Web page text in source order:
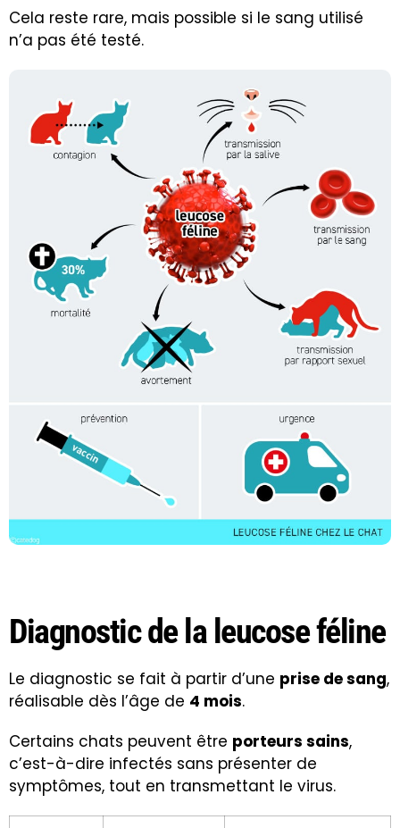
Cela reste rare, mais possible si le sang utilisé
n’a pas été testé.
Diagnostic de la leucose féline
Le diagnostic se fait à partir d’une prise de sang,
réalisable dès l’âge de 4 mois.
Certains chats peuvent être porteurs sains,
c’est-à-dire infectés sans présenter de
symptômes, tout en transmettant le virus.